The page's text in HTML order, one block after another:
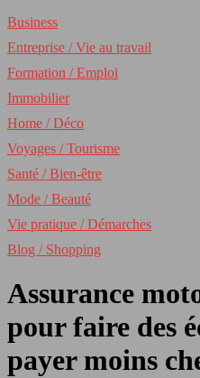
Business
Entreprise / Vie au travail
Formation / Emploi
Immobilier
Home / Déco
Voyages / Tourisme
Santé / Bien-être
Mode / Beauté
Vie pratique / Démarches
Blog / Shopping
Assurance
pour faire des
payer moins